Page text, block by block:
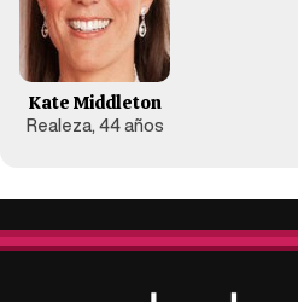
Kate Middleton
Realeza, 44 años